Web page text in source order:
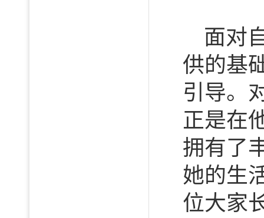
面对
供的基
引导。
正是在
拥有了
她的生
位大家